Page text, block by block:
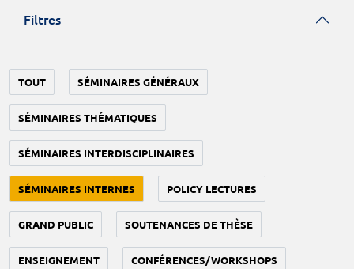
Filtres
TOUT SÉMINAIRES GÉNÉRAUX
SÉMINAIRES THÉMATIQUES
SÉMINAIRES INTERDISCIPLINAIRES
SÉMINAIRES INTERNES POLICY LECTURES
GRAND PUBLIC SOUTENANCES DE THÈSE
ENSEIGNEMENT CONFÉRENCES/WORKSHOPS